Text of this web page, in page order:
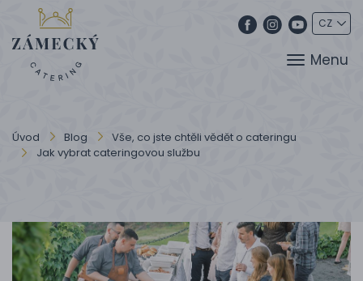
Menu
Úvod Blog
Vše, co jste chtěli vědět o cateringu
Jak vybrat cateringovou službu